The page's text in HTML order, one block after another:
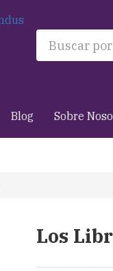
Blog Sobre
Los